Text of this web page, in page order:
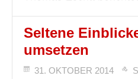
Seltene
umsetzen
31. OKTOBER 2014